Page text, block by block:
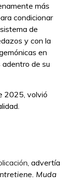
más
condicionar
de
y con la
en
de su
2025, volvió
, advertía
Muda